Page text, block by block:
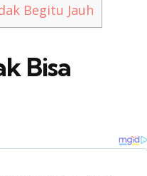
Begitu Jauh
Bisa